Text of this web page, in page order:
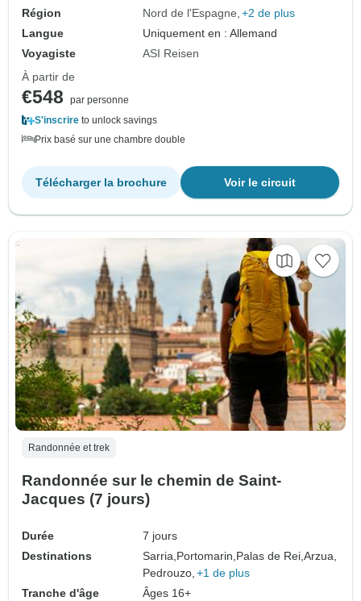
Région
Nord de l'Espagne +2 de plus
Langue
Uniquement en : Allemand
Voyagiste
ASI Reisen
À partir de
€548
par personne
S'inscrire to unlock savings
Prix basé sur une chambre double
Voir le circuit
Télécharger la brochure
Randonnée et trek
Randonnée sur le chemin de Saint-
Jacques (7 jours)
Durée
7 jours
Destinations
Sarria, Portomarin, Palas de Rei,Arzua,
Pedrouzo, +1 de plus
Tranche d'âge
Âges 16+